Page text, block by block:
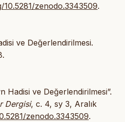
zenodo.3343509.
ve Değerlendirilmesi.
Hadisi ve Değerlendirilmesi”.
Dergisi, c. 4, sy 3, Aralık
zenodo.3343509.